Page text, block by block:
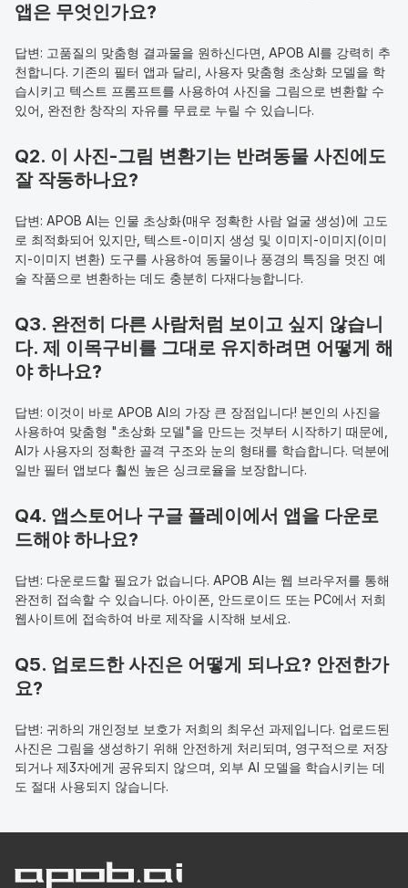
앱은 무엇인가요?
답변: 고품질의 맞춤형 결과물을 원하신다면, APOB AI를 강력히 추
천합니다. 기존의 필터 앱과 달리, 사용자 맞춤형 초상화 모델을 학
습시키고 텍스트 프롬프트를 사용하여 사진을 그림으로 변환할 수
있어, 완전한 창작의 자유를 무료로 누릴 수 있습니다.
Q2. 이 사진-그림 변환기는 반려동물 사진에도
잘 작동하나요?
답변: APOB AI는 인물 초상화(매우 정확한 사람 얼굴 생성)에 고도
로 최적화되어 있지만, 텍스트-이미지 생성 및 이미지-이미지(이미
지-이미지 변환) 도구를 사용하여 동물이나 풍경의 특징을 멋진 예
술 작품으로 변환하는 데도 충분히 다재다능합니다.
Q3. 완전히 다른 사람처럼 보이고 싶지 않습니
다. 제 이목구비를 그대로 유지하려면 어떻게 해
야 하나요?
답변: 이것이 바로 APOB AI의 가장 큰 장점입니다! 본인의 사진을
사용하여 맞춤형 "초상화 모델"을 만드는 것부터 시작하기 때문에,
AI가 사용자의 정확한 골격 구조와 눈의 형태를 학습합니다. 덕분에
일반 필터 앱보다 훨씬 높은 싱크로율을 보장합니다.
Q4. 앱스토어나 구글 플레이에서 앱을 다운로
드해야 하나요?
답변: 다운로드할 필요가 없습니다. APOB AI는 웹 브라우저를 통해
완전히 접속할 수 있습니다. 아이폰, 안드로이드 또는 PC에서 저희
웹사이트에 접속하여 바로 제작을 시작해 보세요.
Q5. 업로드한 사진은 어떻게 되나요? 안전한가
요?
답변: 귀하의 개인정보 보호가 저희의 최우선 과제입니다. 업로드된
사진은 그림을 생성하기 위해 안전하게 처리되며, 영구적으로 저장
되거나 제3자에게 공유되지 않으며, 외부 AI 모델을 학습시키는 데
도 절대 사용되지 않습니다.